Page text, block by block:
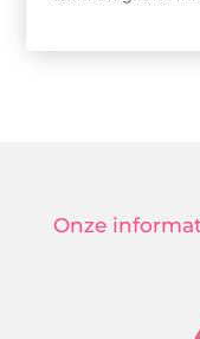
Onze